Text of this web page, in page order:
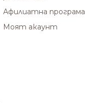
Афилиатна програма
Моят акаунт